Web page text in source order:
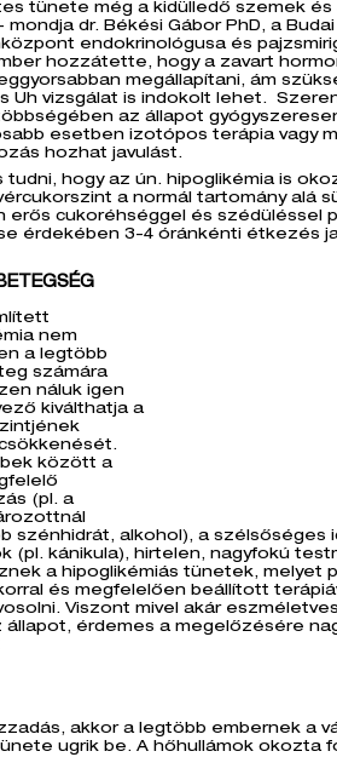
tünete még a kidülledő szemek és
dr. Békési Gábor PhD, a Budai
endokrinológusa és
hozzátette, hogy a zavart
megállapítani, ám
Uh vizsgálat is indokolt lehet.
az állapot
esetben izotópos terápia vagy
hozhat javulást.
tudni, hogy az ún. hipoglikémia is
a normál tartomány alá
erős cukoréhséggel és szédüléssel
érdekében 3-4 óránkénti étkezés
nem
a legtöbb
számára
náluk igen
kiválthatja a
között a
(pl. a
szénhidrát, alkohol), a szélsőséges
(pl. kánikula), hirtelen, nagyfokú
a hipoglikémiás tünetek, melyet
és megfelelően beállított
Viszont mivel akár
állapot, érdemes a megelőzésére
akkor a legtöbb embernek a
ugrik be. A hőhullámok okozta